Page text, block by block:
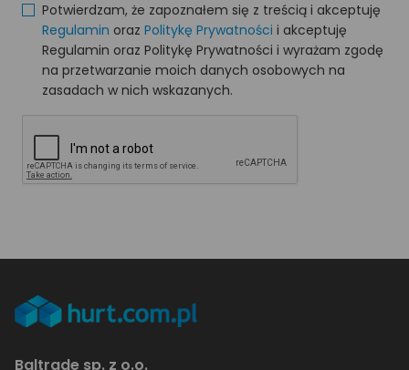
Potwierdzam, że zapoznałem się z treścią i akceptuję
Regulamin oraz Politykę Prywatności i akceptuję
Regulamin oraz Politykę Prywatności i wyrażam zgodę
na przetwarzanie moich danych osobowych na
zasadach w nich wskazanych.
Baltrade sp. z o.o.